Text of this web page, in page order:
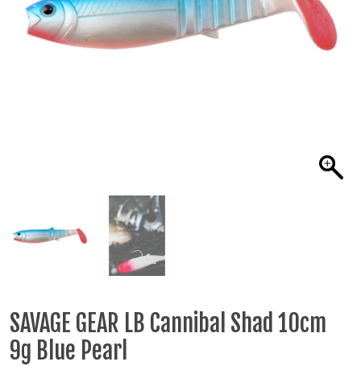
SAVAGE GEAR LB Cannibal Shad 10cm
9g Blue Pearl